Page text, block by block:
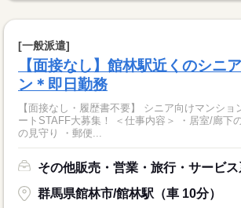
[一般派遣]
【面接なし】館林駅近くのシニ
ン＊即日勤務
【面接なし・履歴書不要】 シニア向けマンションで働く、 生活サポ
ートSTAFF大募集！ ＜仕事内容＞ ・居室/廊下の清掃 ・利用者さん
の見守り ・郵便...
その他販売・営業・旅行・サービス
群馬県館林市/館林駅（車 10分）